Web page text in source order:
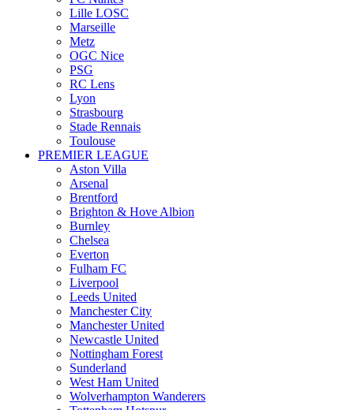
Lille LOSC
Marseille
Metz
OGC Nice
PSG
RC Lens
Lyon
Strasbourg
Stade Rennais
Toulouse
PREMIER LEAGUE
Aston Villa
Arsenal
Brentford
Brighton & Hove Albion
Burnley
Chelsea
Everton
Fulham FC
Liverpool
Leeds United
Manchester City
Manchester United
Newcastle United
Nottingham Forest
Sunderland
West Ham United
Wolverhampton Wanderers